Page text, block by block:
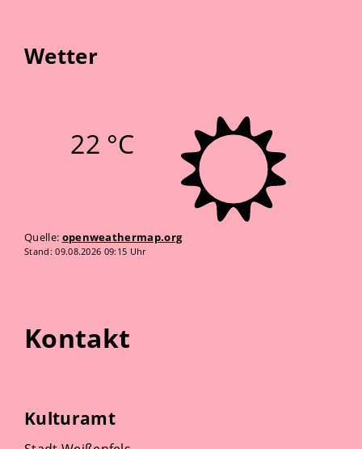
Wetter
22 °C
Quelle: openweathermap.org
Stand: 09.08.2026 09:15 Uhr
Kontakt
Kulturamt